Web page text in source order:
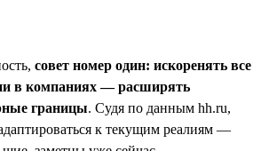
совет номер один: искоренять все
в компаниях — расширять
границы. Судя по данным hh.ru,
к текущим реалиям —